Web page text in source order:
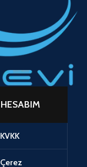
HESABIM
KVKK
Çerez